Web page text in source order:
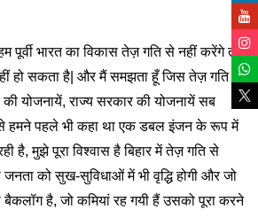
पूर्वी भारत का विकास तेज़ गति से नहीं करेंगे तब
हो सकता है| और मैं समझता हूँ जिस तेज़ गति से
योजनायें, राज्य सरकार की योजनायें सब
पहले भी कहा था एक डबल इंजन के रूप में
है, मुझे पूरा विश्वास है बिहार में तेज़ गति से
जनता को सुख-सुविधाओं में भी वृद्धि होगी और जो
बैकलॉग है, जो कमियां रह गयी हैं उसको पूरा करने